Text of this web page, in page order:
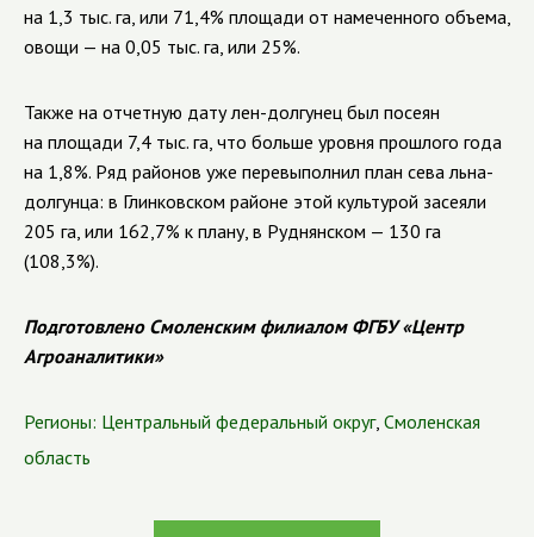
на 1,3 тыс. га, или 71,4% площади от намеченного объема,
овощи — на 0,05 тыс. га, или 25%.
Также на отчетную дату лен-долгунец был посеян
на площади 7,4 тыс. га, что больше уровня прошлого года
на 1,8%. Ряд районов уже перевыполнил план сева льна-
долгунца: в Глинковском районе этой культурой засеяли
205 га, или 162,7% к плану, в Руднянском — 130 га
(108,3%).
Подготовлено Смоленским филиалом ФГБУ «Центр
Агроаналитики»
Регионы: Центральный федеральный округ, Смоленская
область